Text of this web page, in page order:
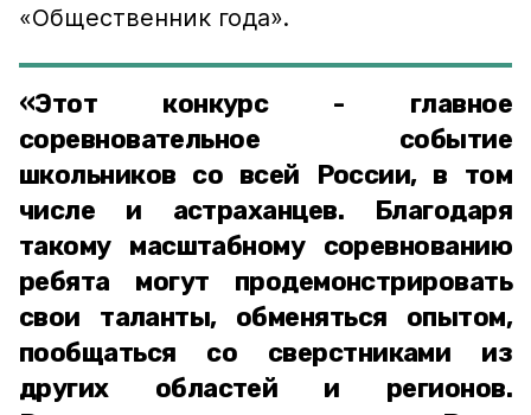
«Общественник года».
«Этот конкурс - главное
соревновательное событие
школьников со всей России, в том
числе и астраханцев. Благодаря
такому масштабному соревнованию
ребята могут продемонстрировать
свои таланты, обменяться опытом,
пообщаться со сверстниками из
других областей и регионов.